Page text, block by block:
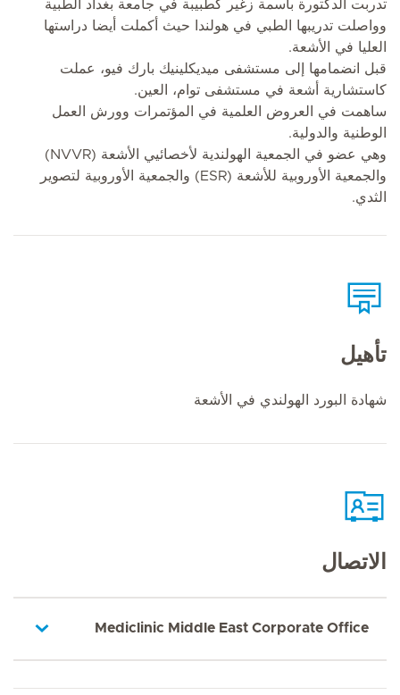
تدربت الدكتورة باسمة زغير كطبيبة في جامعة بغداد الطبية
وواصلت تدريبها الطبي في هولندا حيث أكملت أيضا دراستها
العليا في الأشعة.
قبل انضمامها إلى مستشفى ميديكلينيك بارك فيو، عملت
كاستشارية أشعة في مستشفى توام، العين.
ساهمت في العروض العلمية في المؤتمرات وورش العمل
الوطنية والدولية.
وهي عضو في الجمعية الهولندية لأخصائيي الأشعة (NVVR)
والجمعية الأوروبية للأشعة (ESR) والجمعية الأوروبية لتصوير
الثدي.
تأهيل
شهادة البورد الهولندي في الأشعة
الاتصال
Mediclinic Middle East Corporate Office